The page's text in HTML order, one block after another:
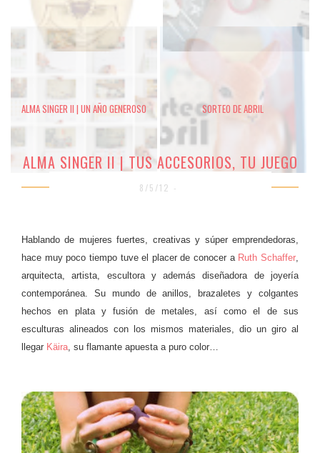
ALMA SINGER II | UN AÑO GENEROSO SORTEO DE ABRIL
ALMA SINGER II | TUS ACCESORIOS, TU JUEGO
8/5/12 -
Hablando de mujeres fuertes, creativas y súper emprendedoras,
hace muy poco tiempo tuve el placer de conocer a Ruth Schaffer,
arquitecta, artista, escultora y además diseñadora de joyería
contemporánea. Su mundo de anillos, brazaletes y colgantes
hechos en plata y fusión de metales, así como el de sus
esculturas alineados con los mismos materiales, dio un giro al
llegar Käira, su flamante apuesta a puro color…